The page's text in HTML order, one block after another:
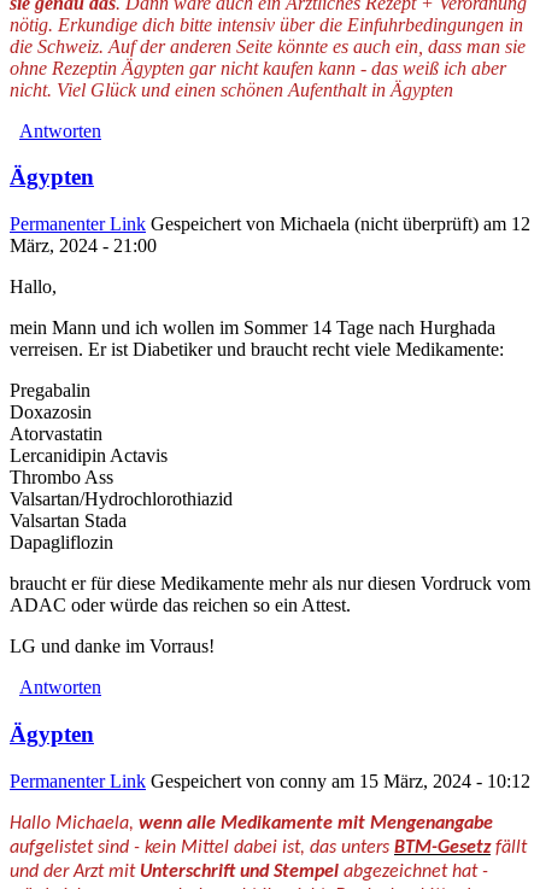
nötig. Erkundige dich bitte intensiv über die Einfuhrbedingungen in
die Schweiz. Auf der anderen Seite könnte es auch ein, dass man sie
ohne Rezeptin Ägypten gar nicht kaufen kann - das weiß ich aber
nicht. Viel Glück und einen schönen Aufenthalt in Ägypten
Antworten
Ägypten
Permanenter Link Gespeichert von Michaela (nicht überprüft) am 12
März, 2024 - 21:00
Hallo,
mein Mann und ich wollen im Sommer 14 Tage nach Hurghada
verreisen. Er ist Diabetiker und braucht recht viele Medikamente:
Pregabalin
Doxazosin
Atorvastatin
Lercanidipin Actavis
Thrombo Ass
Valsartan/Hydrochlorothiazid
Valsartan Stada
Dapagliflozin
braucht er für diese Medikamente mehr als nur diesen Vordruck vom
ADAC oder würde das reichen so ein Attest.
LG und danke im Vorraus!
Antworten
Ägypten
Permanenter Link Gespeichert von conny am 15 März, 2024 - 10:12
Hallo Michaela, wenn alle Medikamente mit Mengenangabe
aufgelistet sind - kein Mittel dabei ist, das unters BTM-Gesetz fällt
und der Arzt mit Unterschrift und Stempel abgezeichnet hat -